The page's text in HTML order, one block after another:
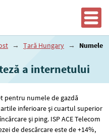
→ Țară Hungary →
Numele
a internetului
pentru numele de gazdă
inferioare și cuartul superior
și ping. ISP ACE Telecom
de descărcare este de +14%,